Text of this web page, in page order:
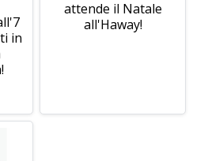
in
attende il Natale
all'Haway!